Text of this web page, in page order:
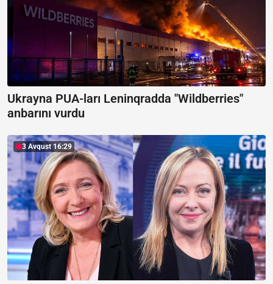
Ukrayna PUA-ları Leninqradda "Wildberries"
anbarını vurdu
3 Avqust 16:29